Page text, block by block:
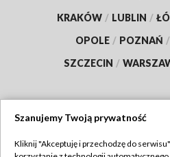
KRAKÓW / LUBLIN /
OPOLE / POZNAŃ /
SZCZECIN /
Szanujemy Twoją prywatność
Kliknij "Akceptuję i przechodzę do